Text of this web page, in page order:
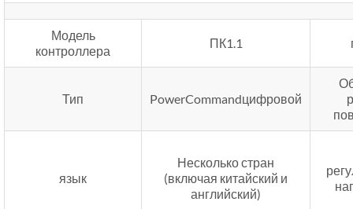
Модель
контроллера
ПК1.1
Тип PowerCommandцифровой
язык
Несколько стран
(включая китайский и
английский)